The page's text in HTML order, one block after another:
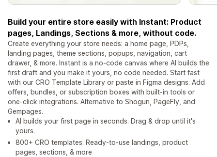
Build your entire store easily with Instant: Product
pages, Landings, Sections & more, without code.
Create everything your store needs: a home page, PDPs,
landing pages, theme sections, popups, navigation, cart
drawer, & more. Instant is a no-code canvas where AI builds the
first draft and you make it yours, no code needed. Start fast
with our CRO Template Library or paste in Figma designs. Add
offers, bundles, or subscription boxes with built-in tools or
one-click integrations. Alternative to Shogun, PageFly, and
Gempages.
AI builds your first page in seconds. Drag & drop until it's
yours.
800+ CRO templates: Ready-to-use landings, product
pages, sections, & more